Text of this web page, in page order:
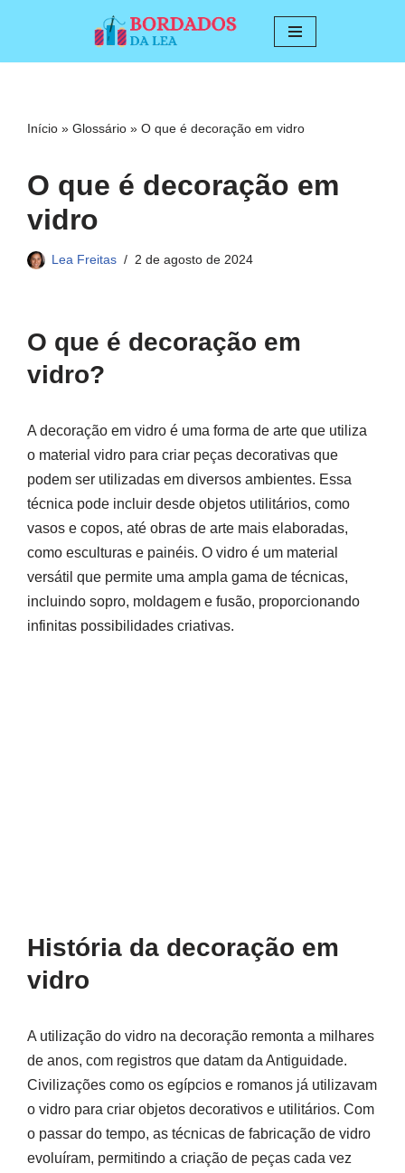
conteúdo
Início » Glossário » O que é decoração em vidro
O que é decoração em
vidro
Lea Freitas 2 de agosto de 2024
O que é decoração em
vidro?
A decoração em vidro é uma forma de arte que utiliza
o material vidro para criar peças decorativas que
podem ser utilizadas em diversos ambientes. Essa
técnica pode incluir desde objetos utilitários, como
vasos e copos, até obras de arte mais elaboradas,
como esculturas e painéis. O vidro é um material
versátil que permite uma ampla gama de técnicas,
incluindo sopro, moldagem e fusão, proporcionando
infinitas possibilidades criativas.
História da decoração em
vidro
A utilização do vidro na decoração remonta a milhares
de anos, com registros que datam da Antiguidade.
Civilizações como os egípcios e romanos já utilizavam
o vidro para criar objetos decorativos e utilitários. Com
o passar do tempo, as técnicas de fabricação de vidro
evoluíram, permitindo a criação de peças cada vez